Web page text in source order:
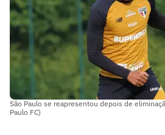
São Paulo se reapresentou depois de
Paulo FC)